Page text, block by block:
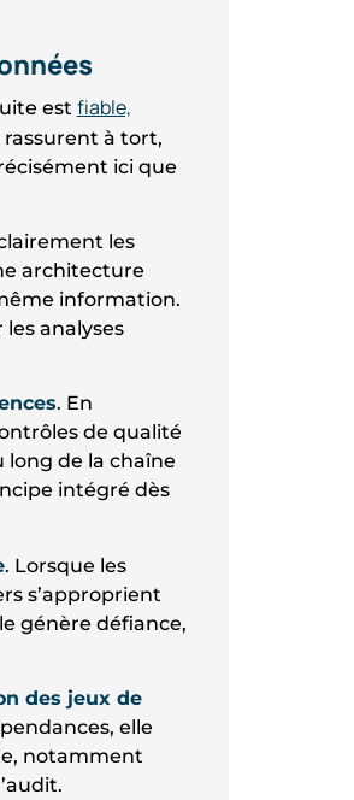
est fiable,
rassurent à tort,
ici que
les
architecture
information.
analyses
. En
de qualité
de la chaîne
intégré dès
. Lorsque les
s’approprient
génère défiance,
des jeux de
elle
notamment